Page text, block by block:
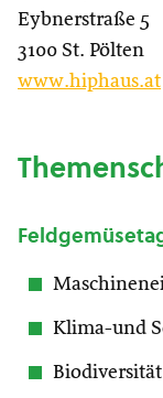
Eybnerstraße 5
3100 St. Pölten
www.hiphaus.at
Klima-und
Biodiversität